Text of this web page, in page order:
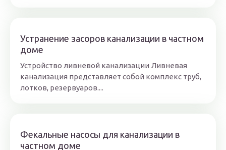
Устранение засоров канализации в частном
доме
Устройство ливневой канализации Ливневая
канализация представляет собой комплекс труб,
лотков, резервуаров....
Фекальные насосы для канализации в
частном доме